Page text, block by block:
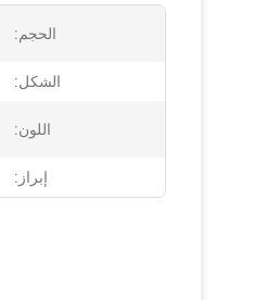
الحجم:
الشكل:
اللون:
إبراز: